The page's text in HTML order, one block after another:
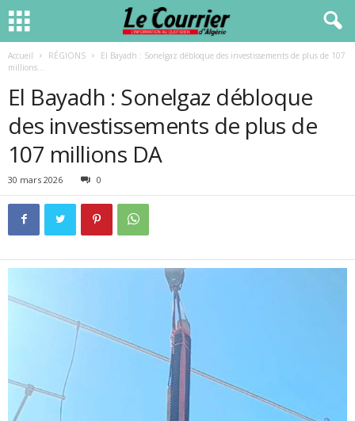
Accueil RÉGIONS
El Bayadh : Sonelgaz débloque des investissements de plus de 107
millions...
El Bayadh : Sonelgaz débloque
des investissements de plus de
107 millions DA
30 mars 2026 0